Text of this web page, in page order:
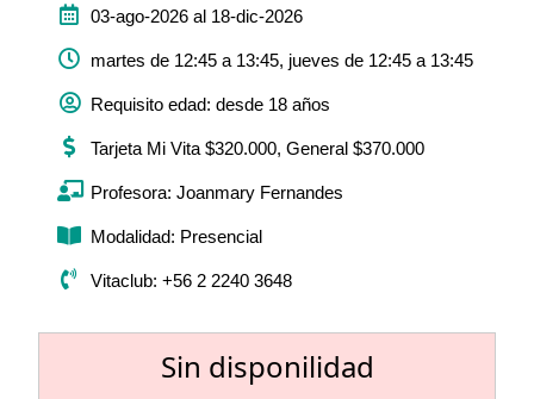
03-ago-2026 al 18-dic-2026
martes de 12:45 a 13:45, jueves de 12:45 a 13:45
Requisito edad: desde 18 años
Tarjeta Mi Vita $320.000, General $370.000
Profesora: Joanmary Fernandes
Modalidad: Presencial
Vitaclub: +56 2 2240 3648
Sin disponilidad